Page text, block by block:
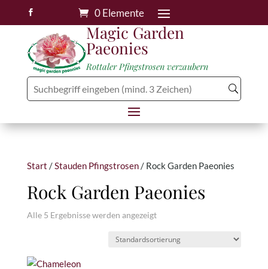
 0 Elemente
Magic Garden
Paeonies
Rottaler Pfingstrosen verzaubern
Start /Stauden Pfingstrosen/ Rock Garden Paeonies
Rock Garden Paeonies
Alle 5 Ergebnisse werden angezeigt